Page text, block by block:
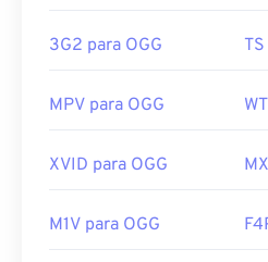
https://www.matroska.org/
https://en.wikipedia.org/
3G2 para OGG
MPV para OGG
XVID para OGG
M1V para OGG